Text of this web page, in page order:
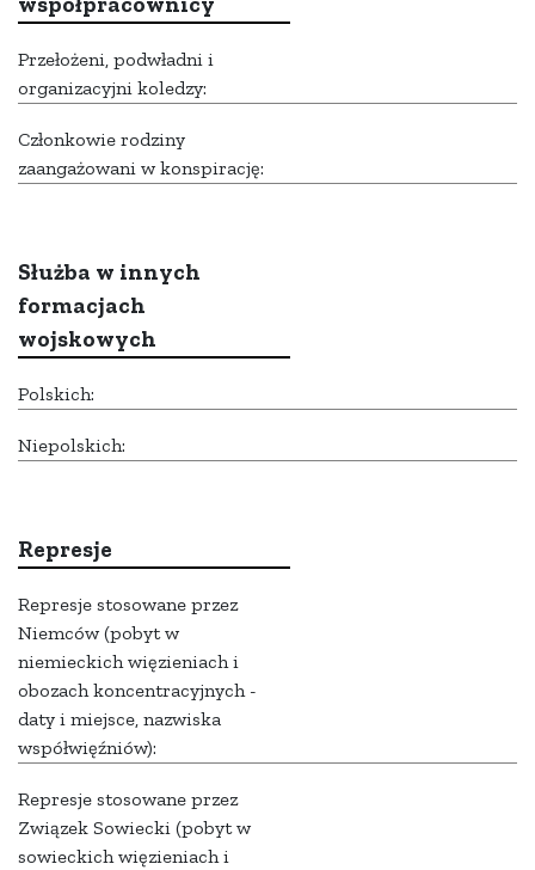
Przełożeni, podwładni i
organizacyjni koledzy:
Członkowie rodziny
zaangażowani w konspirację:
Służba w innych
formacjach
wojskowych
Polskich:
Niepolskich:
Represje
Represje stosowane przez
Niemców (pobyt w
niemieckich więzieniach i
obozach koncentracyjnych -
daty i miejsce, nazwiska
współwięźniów):
Represje stosowane przez
Związek Sowiecki (pobyt w
sowieckich więzieniach i